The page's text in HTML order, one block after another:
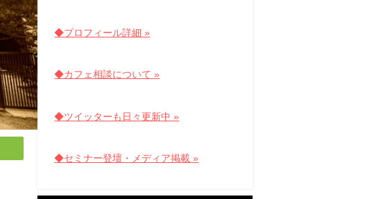
◆プロフィール詳細 »
◆カフェ相談について »
◆ツイッターも日々更新中 »
◆セミナー登壇・メディア掲載 »